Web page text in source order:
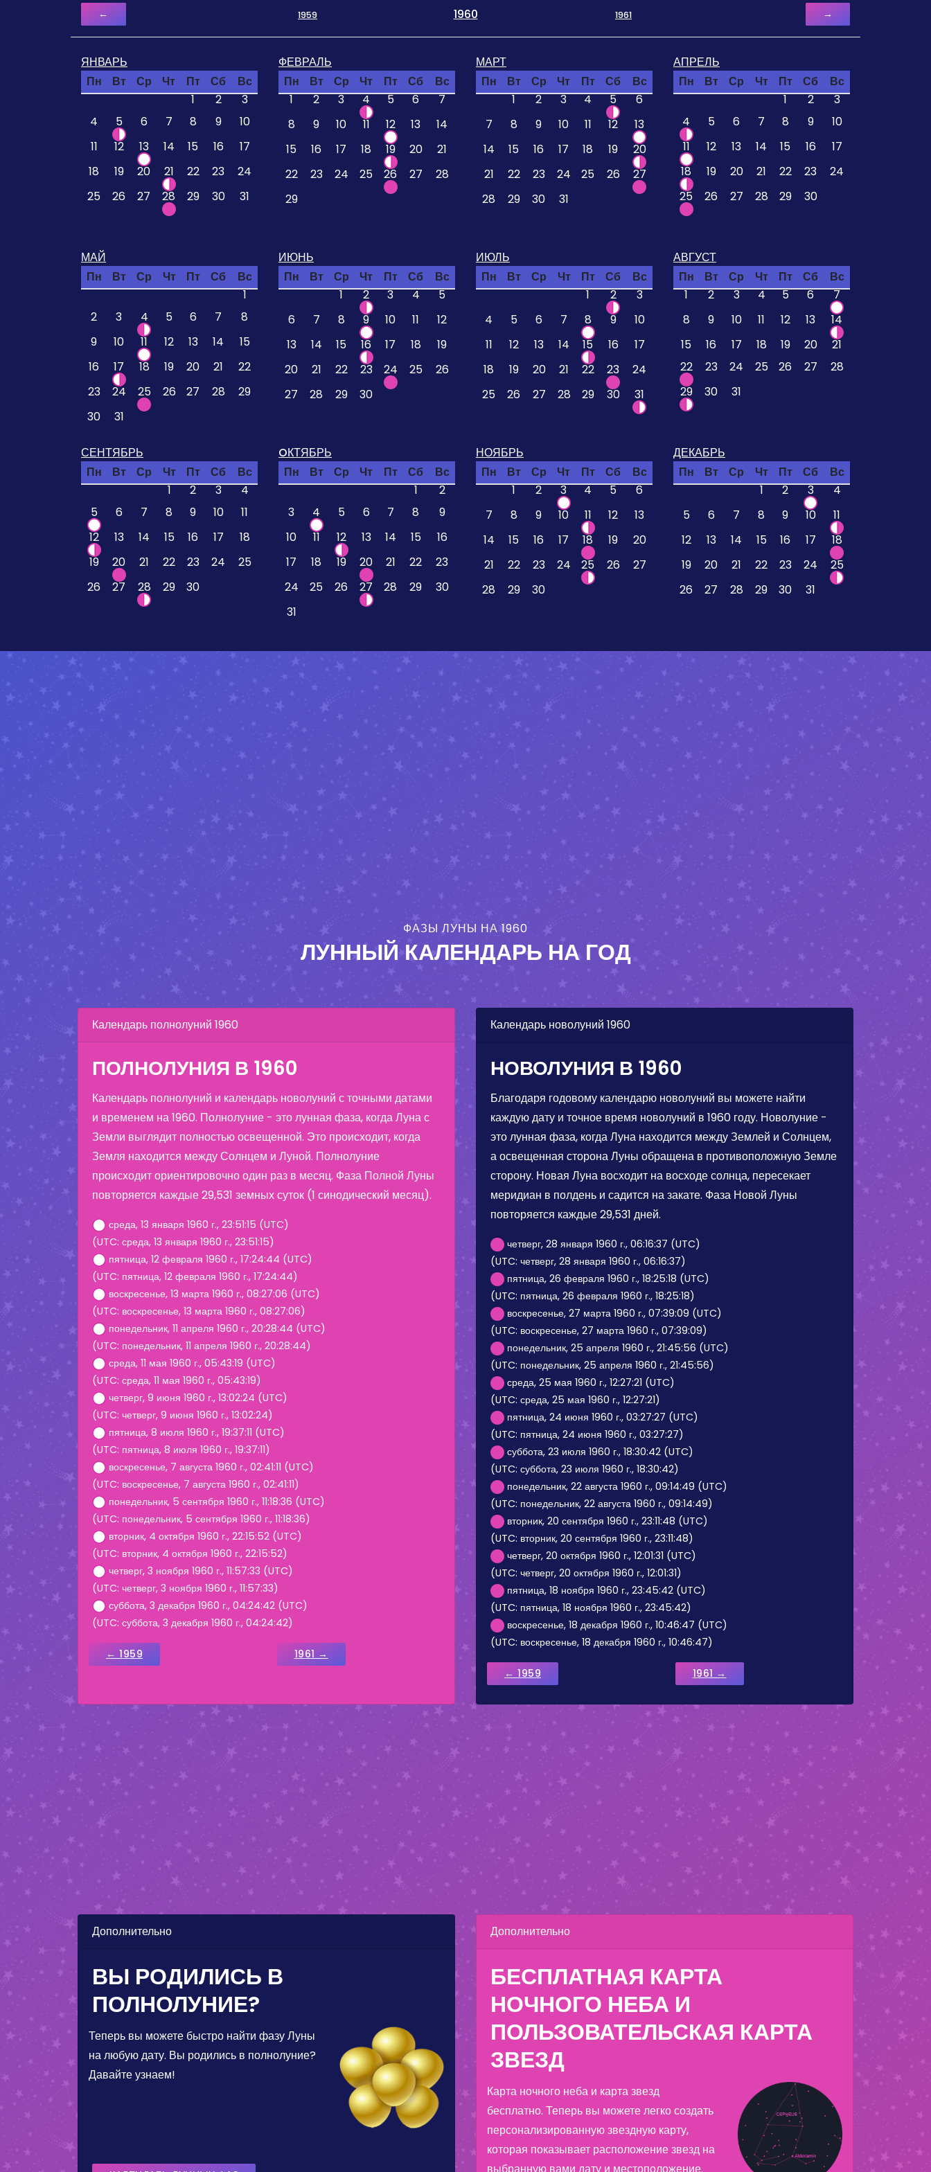
← 1959 1960 1961 →
ЯНВАРЬ
Пн
Вт Ср Чт Пт Сб
Вс
1
2
3
4
5 6 7 8 9
10
11
12 13 14 15 16
17
18
19 20 21 22 23
24
25
26 27 28 29 30 31
ФЕВРАЛЬ
Пн
Вт Ср Чт Пт Сб
Вс
1
2 3 4 5 6
7
8
9 10 11 12 13
14
15
16 17 18 19 20
21
22
23 24 25 26 27
28
29
МАРТ
Пн
Вт Ср Чт Пт Сб
Вс
1
2 3 4 5
6
7
8 9 10 11 12
13
14
15 16 17 18 19
20
21
22 23 24 25 26
27
28
29 30 31
АПРЕЛЬ
Пн
Вт Ср Чт Пт Сб
Вс
1
2
3
4
5 6 7 8 9
10
11
12 13 14 15 16
17
18
19 20 21 22 23
24
25
26 27 28 29 30
МАЙ
Пн
Вт Ср Чт Пт Сб
Вс
1
2
3 4 5 6 7
8
9
10 11 12 13 14
15
16
17 18 19 20 21
22
23
24 25 26 27 28
29
30
31
ИЮНЬ
Пн
Вт Ср Чт Пт Сб
Вс
1
2 3 4
5
6
7 8 9 10 11
12
13
14 15 16 17 18
19
20
21 22 23 24 25
26
27
28 29 30
ИЮЛЬ
Пн
Вт Ср Чт Пт Сб
Вс
1
2
3
4
5 6 7 8 9
10
11
12 13 14 15 16
17
18
19 20 21 22 23
24
25
26 27 28 29 30 31
АВГУСТ
Пн
Вт Ср Чт Пт Сб
Вс
1
2 3 4 5 6
7
8
9 10 11 12 13
14
15
16 17 18 19 20
21
22
23 24 25 26 27
28
29
30 31
СЕНТЯБРЬ
Пн
Вт Ср Чт Пт Сб
Вс
1
2 3
4
5
6 7 8 9 10
11
12
13 14 15 16 17
18
19
20 21 22 23 24
25
26
27 28 29 30
OКТЯБРЬ
Пн
Вт Ср Чт Пт Сб
Вс
1
2
3
4 5 6 7 8
9
10
11 12 13 14 15
16
17
18 19 20 21 22
23
24
25 26 27 28 29
30
31
НОЯБРЬ
Пн
Вт Ср Чт Пт Сб
Вс
1
2 3 4 5
6
7
8 9 10 11 12
13
14
15 16 17 18 19
20
21
22 23 24 25 26
27
28
29 30
ДЕКАБРЬ
Пн
Вт Ср Чт Пт Сб
Вс
1
2 3
4
5
6 7 8 9 10
11
12
13 14 15 16 17
18
19
20 21 22 23 24
25
26
27 28 29 30 31
ФАЗЫ ЛУНЫ НА 1960
ЛУННЫЙ КАЛЕНДАРЬ НА ГОД
Календарь полнолуний 1960
ПОЛНОЛУНИЯ В 1960
Календарь полнолуний и календарь новолуний с точными датами
и временем на 1960. Полнолуние - это лунная фаза, когда Луна с
Земли выглядит полностью освещенной. Это происходит, когда
Земля находится между Солнцем и Луной. Полнолуние
происходит ориентировочно один раз в месяц. Фаза Полной Луны
повторяется каждые 29,531 земных суток (1 синодический месяц).
среда, 13 января 1960 г., 23:51:15 (UTC)
(UTC: среда, 13 января 1960 г., 23:51:15)
пятница, 12 февраля 1960 г., 17:24:44 (UTC)
(UTC: пятница, 12 февраля 1960 г., 17:24:44)
воскресенье, 13 марта 1960 г., 08:27:06 (UTC)
(UTC: воскресенье, 13 марта 1960 г., 08:27:06)
понедельник, 11 апреля 1960 г., 20:28:44 (UTC)
(UTC: понедельник, 11 апреля 1960 г., 20:28:44)
среда, 11 мая 1960 г., 05:43:19 (UTC)
(UTC: среда, 11 мая 1960 г., 05:43:19)
четверг, 9 июня 1960 г., 13:02:24 (UTC)
(UTC: четверг, 9 июня 1960 г., 13:02:24)
пятница, 8 июля 1960 г., 19:37:11 (UTC)
(UTC: пятница, 8 июля 1960 г., 19:37:11)
воскресенье, 7 августа 1960 г., 02:41:11 (UTC)
(UTC: воскресенье, 7 августа 1960 г., 02:41:11)
понедельник, 5 сентября 1960 г., 11:18:36 (UTC)
(UTC: понедельник, 5 сентября 1960 г., 11:18:36)
вторник, 4 октября 1960 г., 22:15:52 (UTC)
(UTC: вторник, 4 октября 1960 г., 22:15:52)
четверг, 3 ноября 1960 г., 11:57:33 (UTC)
(UTC: четверг, 3 ноября 1960 г., 11:57:33)
суббота, 3 декабря 1960 г., 04:24:42 (UTC)
(UTC: суббота, 3 декабря 1960 г., 04:24:42)
← 1959 1961 →
Календарь новолуний 1960
НОВОЛУНИЯ В 1960
Благодаря годовому календарю новолуний вы можете найти
каждую дату и точное время новолуний в 1960 году. Новолуние -
это лунная фаза, когда Луна находится между Землей и Солнцем,
а освещенная сторона Луны обращена в противоположную Земле
сторону. Новая Луна восходит на восходе солнца, пересекает
меридиан в полдень и садится на закате. Фаза Новой Луны
повторяется каждые 29,531 дней.
четверг, 28 января 1960 г., 06:16:37 (UTC)
(UTC: четверг, 28 января 1960 г., 06:16:37)
пятница, 26 февраля 1960 г., 18:25:18 (UTC)
(UTC: пятница, 26 февраля 1960 г., 18:25:18)
воскресенье, 27 марта 1960 г., 07:39:09 (UTC)
(UTC: воскресенье, 27 марта 1960 г., 07:39:09)
понедельник, 25 апреля 1960 г., 21:45:56 (UTC)
(UTC: понедельник, 25 апреля 1960 г., 21:45:56)
среда, 25 мая 1960 г., 12:27:21 (UTC)
(UTC: среда, 25 мая 1960 г., 12:27:21)
пятница, 24 июня 1960 г., 03:27:27 (UTC)
(UTC: пятница, 24 июня 1960 г., 03:27:27)
суббота, 23 июля 1960 г., 18:30:42 (UTC)
(UTC: суббота, 23 июля 1960 г., 18:30:42)
понедельник, 22 августа 1960 г., 09:14:49 (UTC)
(UTC: понедельник, 22 августа 1960 г., 09:14:49)
вторник, 20 сентября 1960 г., 23:11:48 (UTC)
(UTC: вторник, 20 сентября 1960 г., 23:11:48)
четверг, 20 октября 1960 г., 12:01:31 (UTC)
(UTC: четверг, 20 октября 1960 г., 12:01:31)
пятница, 18 ноября 1960 г., 23:45:42 (UTC)
(UTC: пятница, 18 ноября 1960 г., 23:45:42)
воскресенье, 18 декабря 1960 г., 10:46:47 (UTC)
(UTC: воскресенье, 18 декабря 1960 г., 10:46:47)
← 1959 1961 →
Дополнительно
ВЫ РОДИЛИСЬ В
ПОЛНОЛУНИЕ?
Теперь вы можете быстро найти фазу Луны
на любую дату. Вы родились в полнолуние?
Давайте узнаем!
Дополнительно
БЕСПЛАТНАЯ КАРТА
НОЧНОГО НЕБА И
ПОЛЬЗОВАТЕЛЬСКАЯ КАРТА
ЗВЕЗД
Карта ночного неба и карта звезд
бесплатно. Теперь вы можете легко создать
персонализированную звездную карту,
которая показывает расположение звезд на